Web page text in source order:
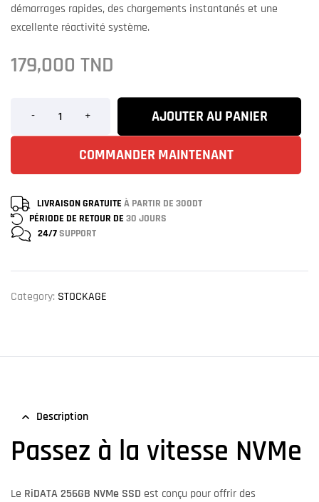
démarrages rapides, des chargements instantanés et une
excellente réactivité système.
179,000 TND
- + AJOUTER AU PANIER
COMMANDER MAINTENANT
LIVRAISON GRATUITE À PARTIR DE 300DT
PÉRIODE DE RETOUR DE 30 JOURS
24/7SUPPORT
Category: STOCKAGE
Description
Passez à la vitesse NVMe
Le RiDATA 256GB NVMe SSD est conçu pour offrir des